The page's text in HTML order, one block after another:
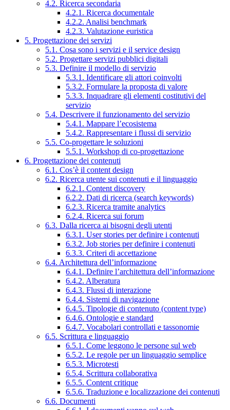
4.2. Ricerca secondaria
4.2.1. Ricerca documentale
4.2.2. Analisi benchmark
4.2.3. Valutazione euristica
5. Progettazione dei servizi
5.1. Cosa sono i servizi e il service design
5.2. Progettare servizi pubblici digitali
5.3. Definire il modello di servizio
5.3.1. Identificare gli attori coinvolti
5.3.2. Formulare la proposta di valore
5.3.3. Inquadrare gli elementi costitutivi del
servizio
5.4. Descrivere il funzionamento del servizio
5.4.1. Mappare l’ecosistema
5.4.2. Rappresentare i flussi di servizio
5.5. Co-progettare le soluzioni
5.5.1. Workshop di co-progettazione
6. Progettazione dei contenuti
6.1. Cos’è il content design
6.2. Ricerca utente sui contenuti e il linguaggio
6.2.1. Content discovery
6.2.2. Dati di ricerca (search keywords)
6.2.3. Ricerca tramite analytics
6.2.4. Ricerca sui forum
6.3. Dalla ricerca ai bisogni degli utenti
6.3.1. User stories per definire i contenuti
6.3.2. Job stories per definire i contenuti
6.3.3. Criteri di accettazione
6.4. Architettura dell’informazione
6.4.1. Definire l’architettura dell’informazione
6.4.2. Alberatura
6.4.3. Flussi di interazione
6.4.4. Sistemi di navigazione
6.4.5. Tipologie di contenuto (content type)
6.4.6. Ontologie e standard
6.4.7. Vocabolari controllati e tassonomie
6.5. Scrittura e linguaggio
6.5.1. Come leggono le persone sul web
6.5.2. Le regole per un linguaggio semplice
6.5.3. Microtesti
6.5.4. Scrittura collaborativa
6.5.5. Content critique
6.5.6. Traduzione e localizzazione dei contenuti
6.6. Documenti